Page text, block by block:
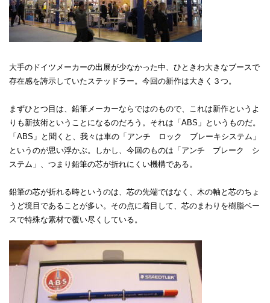
大手のドイツメーカーの出展が少なかった中、ひときわ大きなブースで
存在感を誇示していたステッドラー。今回の新作は大きく３つ。
まずひとつ目は、鉛筆メーカーならではのもので、これは新作というよ
りも新技術ということになるのだろう。それは「ABS」というものだ。
「ABS」と聞くと、我々は車の「アンチ ロック ブレーキシステム」
というのが思い浮かぶ。しかし、今回のものは「アンチ ブレーク シ
ステム」、つまり鉛筆の芯が折れにくい機構である。
鉛筆の芯が折れる時というのは、芯の先端ではなく、木の軸と芯のちょ
うど境目であることが多い。その点に着目して、芯のまわりを樹脂ベー
スで特殊な素材で覆い尽くしている。